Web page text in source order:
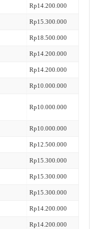
Rp14.200.000
Rp15.300.000
Rp18.500.000
Rp14.200.000
Rp14.200.000
Rp10.000.000
Rp10.000.000
Rp10.000.000
Rp12.500.000
Rp15.300.000
Rp15.300.000
Rp15.300.000
Rp14.200.000
Rp14.200.000